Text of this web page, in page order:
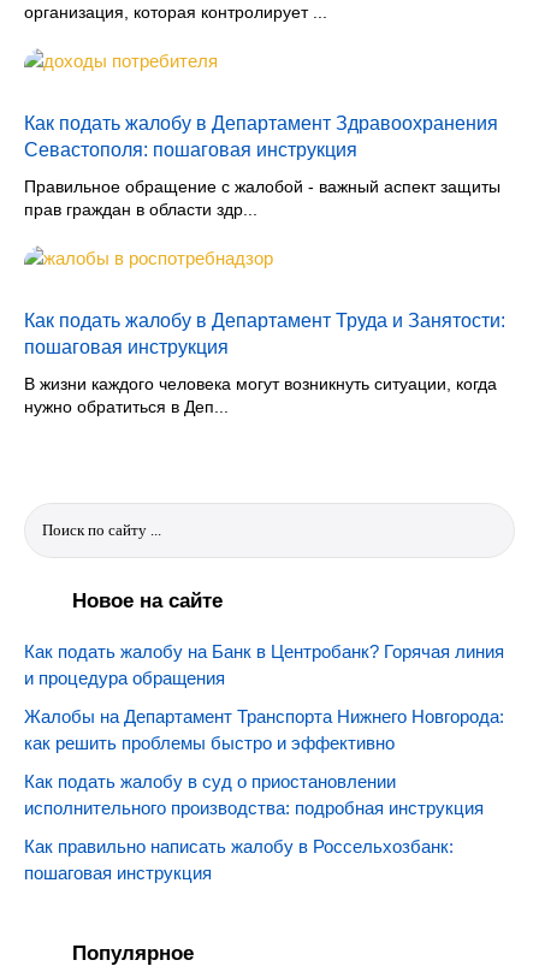
организация, которая контролирует ...
Как подать жалобу в Департамент Здравоохранения
Севастополя: пошаговая инструкция
Правильное обращение с жалобой - важный аспект защиты
прав граждан в области здр...
Как подать жалобу в Департамент Труда и Занятости:
пошаговая инструкция
В жизни каждого человека могут возникнуть ситуации, когда
нужно обратиться в Деп...
Новое на сайте
Как подать жалобу на Банк в Центробанк? Горячая линия
и процедура обращения
Жалобы на Департамент Транспорта Нижнего Новгорода:
как решить проблемы быстро и эффективно
Как подать жалобу в суд о приостановлении
исполнительного производства: подробная инструкция
Как правильно написать жалобу в Россельхозбанк:
пошаговая инструкция
Популярное